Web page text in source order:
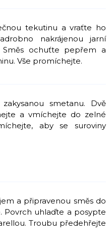
tekutinu a vraťte ho
nakrájenou jarní
ochuťte pepřem a
Vše promíchejte.
smetanu. Dvě
a vmíchejte do zelné
aby se suroviny
a připravenou směs do
Povrch uhlaďte a posypte
Troubu předehřejte